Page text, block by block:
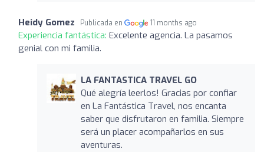
Heidy Gomez Publicada en 11 months ago
Experiencia fantástica: Excelente agencia. La pasamos
genial con mi familia.
LA FANTASTICA TRAVEL GO
Qué alegría leerlos! Gracias por confiar
en La Fantástica Travel, nos encanta
saber que disfrutaron en familia. Siempre
será un placer acompañarlos en sus
aventuras.